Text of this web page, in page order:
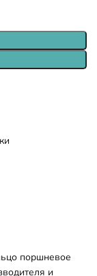
поршневое
и